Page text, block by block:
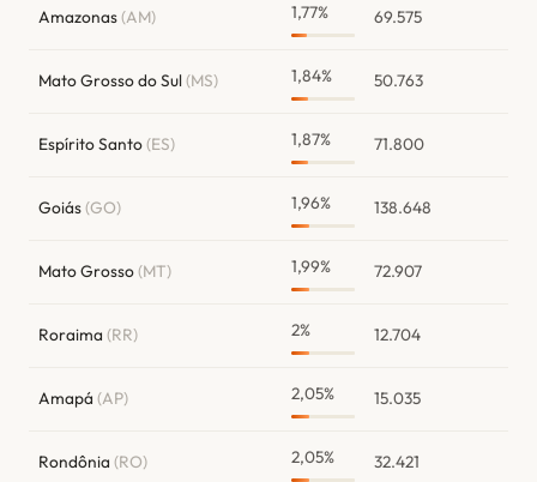
Amazonas(AM) 1,77% 69.575
Mato Grosso do Sul(MS) 1,84% 50.763
Espírito Santo(ES) 1,87% 71.800
Goiás(GO) 1,96% 138.648
Mato Grosso(MT) 1,99% 72.907
Roraima (RR) 2% 12.704
Amapá (AP) 2,05% 15.035
Rondônia (RO) 2,05% 32.421